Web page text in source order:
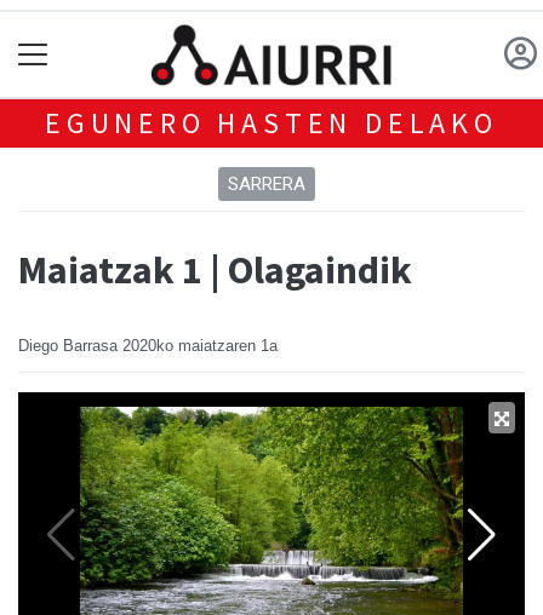
EGUNERO HASTEN DELAKO
SARRERA
Maiatzak 1 | Olagaindik
Diego Barrasa 2020ko maiatzaren 1a